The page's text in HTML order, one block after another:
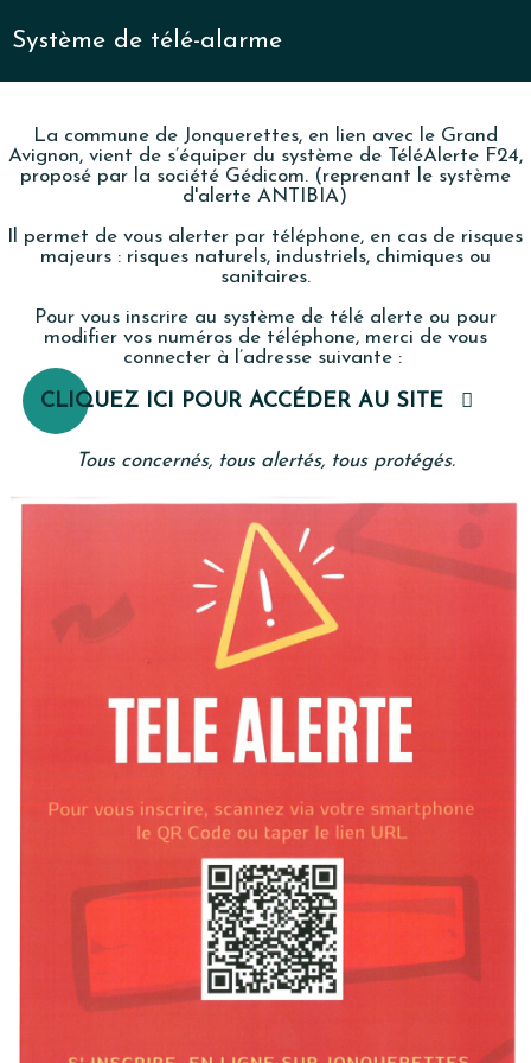
Système de télé-alarme
La commune de Jonquerettes, en lien avec le Grand
Avignon, vient de s’équiper du système de TéléAlerte F24,
proposé par la société Gédicom. (reprenant le système
d'alerte ANTIBIA)
Il permet de vous alerter par téléphone, en cas de risques
majeurs : risques naturels, industriels, chimiques ou
sanitaires.
Pour vous inscrire au système de télé alerte ou pour
modifier vos numéros de téléphone, merci de vous
connecter à l’adresse suivante :
CLIQUEZ ICI POUR ACCÉDER AU SITE
Tous concernés, tous alertés, tous protégés.